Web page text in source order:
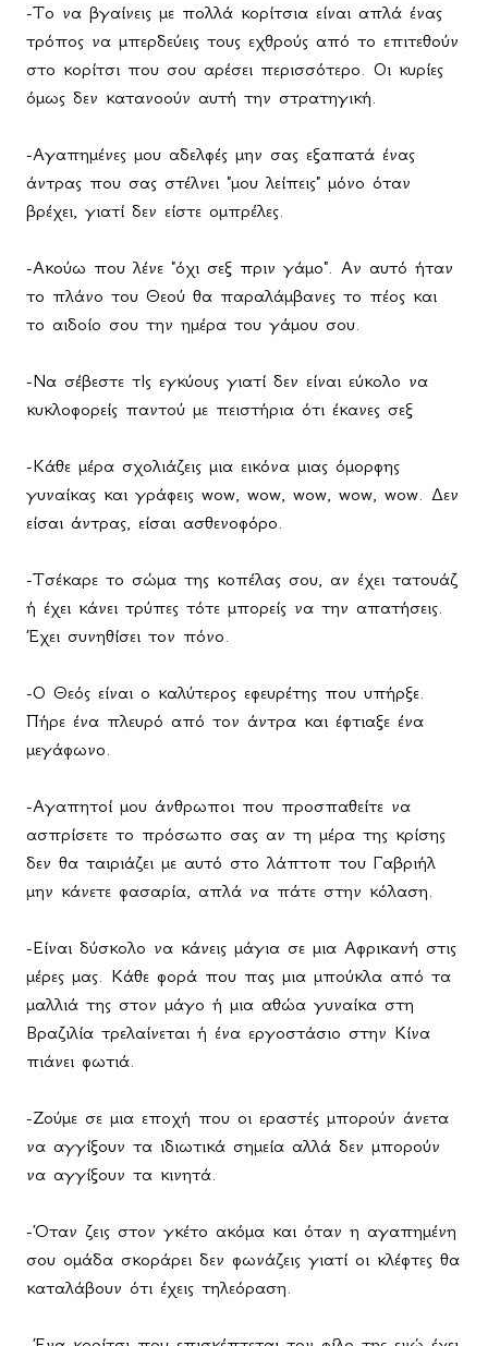
-Το να βγαίνεις με πολλά κορίτσια είναι απλά ένας
τρόπος να μπερδεύεις τους εχθρούς από το επιτεθούν
στο κορίτσι που σου αρέσει περισσότερο. Οι κυρίες
όμως δεν κατανοούν αυτή την στρατηγική.
-Αγαπημένες μου αδελφές μην σας εξαπατά ένας
άντρας που σας στέλνει "μου λείπεις" μόνο όταν
βρέχει, γιατί δεν είστε ομπρέλες.
-Ακούω που λένε "όχι σεξ πριν γάμο". Αν αυτό ήταν
το πλάνο του Θεού θα παραλάμβανες το πέος και
το αιδοίο σου την ημέρα του γάμου σου.
-Να σέβεστε τΙς εγκύους γιατί δεν είναι εύκολο να
κυκλοφορείς παντού με πειστήρια ότι έκανες σεξ
-Κάθε μέρα σχολιάζεις μια εικόνα μιας όμορφης
γυναίκας και γράφεις wow, wow, wow, wow, wow. Δεν
είσαι άντρας, είσαι ασθενοφόρο.
-Τσέκαρε το σώμα της κοπέλας σου, αν έχει τατουάζ
ή έχει κάνει τρύπες τότε μπορείς να την απατήσεις.
Έχει συνηθίσει τον πόνο.
-Ο Θεός είναι ο καλύτερος εφευρέτης που υπήρξε.
Πήρε ένα πλευρό από τον άντρα και έφτιαξε ένα
μεγάφωνο.
-Αγαπητοί μου άνθρωποι που προσπαθείτε να
ασπρίσετε το πρόσωπο σας αν τη μέρα της κρίσης
δεν θα ταιριάζει με αυτό στο λάπτοπ του Γαβριήλ
μην κάνετε φασαρία, απλά να πάτε στην κόλαση.
-Είναι δύσκολο να κάνεις μάγια σε μια Αφρικανή στις
μέρες μας. Κάθε φορά που πας μια μπούκλα από τα
μαλλιά της στον μάγο ή μια αθώα γυναίκα στη
Βραζιλία τρελαίνεται ή ένα εργοστάσιο στην Κίνα
πιάνει φωτιά.
-Ζούμε σε μια εποχή που οι εραστές μπορούν άνετα
να αγγίξουν τα ιδιωτικά σημεία αλλά δεν μπορούν
να αγγίξουν τα κινητά.
-Όταν ζεις στον γκέτο ακόμα και όταν η αγαπημένη
σου ομάδα σκοράρει δεν φωνάζεις γιατί οι κλέφτες θα
καταλάβουν ότι έχεις τηλεόραση.